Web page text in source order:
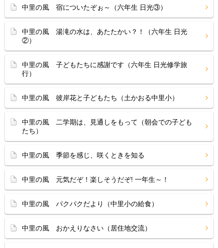
中里の風 宿についたぞぉ～（六年生 日光③）
中里の風 湯滝の水は、あたたかい？！（六年生 日光
②）
中里の風 子どもたちに感謝です（六年生 日光修学旅
行）
中里の風 彼岸花と子どもたち（土かおる中里小）
中里の風 二学期は、見通しをもって（朝会での子ども
たち）
中里の風 季節を感じ、咲くときを知る
中里の風 元気だぞ！楽しそうだぞ! 一年生～！
中里の風 パクパクだより（中里小の給食）
中里の風 おかえりなさい（居住地交流）